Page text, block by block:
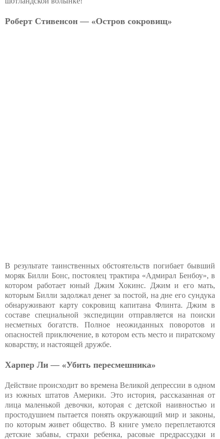
Роберт Стивенсон — «Остров сокровищ»
В результате таинственных обстоятельств погибает бывший
моряк Билли Бонс, постоялец трактира «Адмирал Бенбоу», в
котором работает юный Джим Хокинс. Джим и его мать,
которым Билли задолжал денег за постой, на дне его сундука
обнаруживают карту сокровищ капитана Флинта. Джим в
составе специальной экспедиции отправляется на поиски
несметных богатств. Полное неожиданных поворотов и
опасностей приключение, в котором есть место и пиратскому
коварству, и настоящей дружбе.
Харпер Ли — «Убить пересмешника»
Действие происходит во времена Великой депрессии в одном
из южных штатов Америки. Это история, рассказанная от
лица маленькой девочки, которая с детской наивностью и
простодушием пытается понять окружающий мир и законы,
по которым живет общество. В книге умело переплетаются
детские забавы, страхи ребенка, расовые предрассудки и